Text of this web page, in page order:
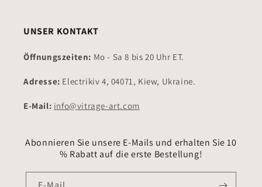
UNSER KONTAKT
Öffnungszeiten: Mo - Sa 8 bis 20 Uhr ET.
Adresse: Electrikiv 4, 04071, Kiew, Ukraine.
E-Mail: info@vitrage-art.com
Abonnieren Sie unsere E-Mails und erhalten Sie 10
% Rabatt auf die erste Bestellung!